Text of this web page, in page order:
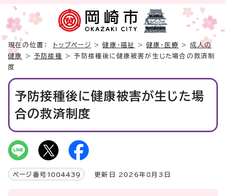
現在の位置： トップページ >健康・福祉 >健康・医療 > 成人の
健康
>予防接種
> 予防接種後に健康被害が生じた場合の救済制
度
予防接種後に健康被害が生じた場
合の救済制度
ページ番号 1004439 更新日 2026年8月3日